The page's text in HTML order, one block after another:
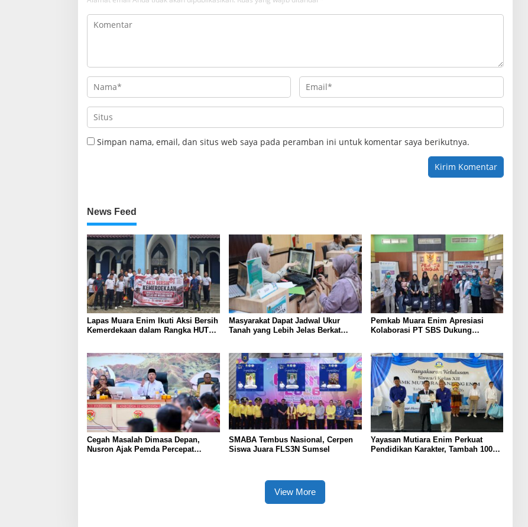
Simpan nama, email, dan situs web saya pada peramban ini untuk komentar saya berikutnya.
News Feed
Lapas Muara Enim Ikuti Aksi Bersih
Kemerdekaan dalam Rangka HUT
Masyarakat Dapat Jadwal Ukur
Tanah yang Lebih Jelas Berkat
Pemkab Muara Enim Apresiasi
Kolaborasi PT SBS Dukung
Cegah Masalah Dimasa Depan,
Nusron Ajak Pemda Percepat
SMABA Tembus Nasional, Cerpen
Siswa Juara FLS3N Sumsel
Yayasan Mutiara Enim Perkuat
Pendidikan Karakter, Tambah 100
View More